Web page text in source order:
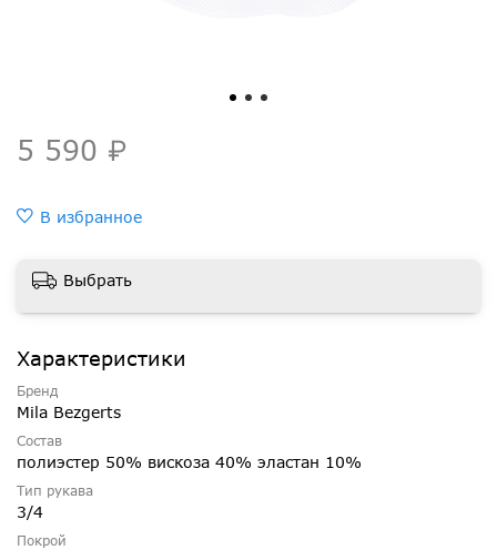
5 590 ₽
В избранное
Выбрать
Характеристики
Бренд
Mila Bezgerts
Состав
полиэстер 50% вискоза 40% эластан 10%
Тип рукава
3/4
Покрой